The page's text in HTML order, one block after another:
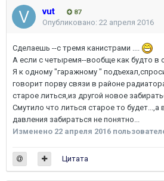
vut 87
Опубликовано: 22 апреля 2016
Сделаешь --с тремя канистрами ....
А если с четыремя--вообще как будто в
Я к одному "гаражному "
говорит порву связи в районе
старое литься,из другой новое
Смутило что литься старое то будет...,а
давления забираться не понятно...
Изменено 22 апреля 2016
Цитата